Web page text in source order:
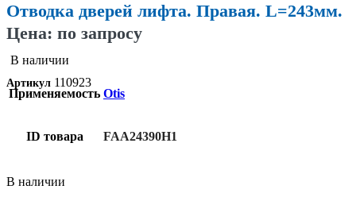
Отводка дверей лифта. Правая. L=243мм.
Цена: по запросу
В наличии
Артикул 110923
Применяемость Otis
ID товара FAA24390H1
В наличии